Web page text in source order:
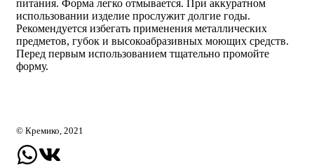
питания. Форма легко отмывается. При аккуратном
использовании изделие прослужит долгие годы.
Рекомендуется избегать применения металлических
предметов, губок и высокоабразивных моющих средств.
Перед первым использованием тщательно промойте
форму.
© Кремико, 2021